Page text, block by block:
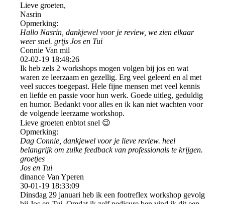
Lieve groeten,
Nasrin
Opmerking:
Hallo Nasrin, dankjewel voor je review, we zien elkaar
weer snel. grtjs Jos en Tui
Connie Van mil
02-02-19 18:48:26
Ik heb zels 2 workshops mogen volgen bij jos en wat
waren ze leerzaam en gezellig. Erg veel geleerd en al met
veel succes toegepast. Hele fijne mensen met veel kennis
en liefde en passie voor hun werk. Goede uitleg, geduldig
en humor. Bedankt voor alles en ik kan niet wachten voor
de volgende leerzame workshop.
Lieve groeten enbtot snel 😉
Opmerking:
Dag Connie, dankjewel voor je lieve review. heel
belangrijk om zulke feedback van professionals te krijgen.
groetjes
Jos en Tui
dinance Van Yperen
30-01-19 18:33:09
Dinsdag 29 januari heb ik een footreflex workshop gevolg